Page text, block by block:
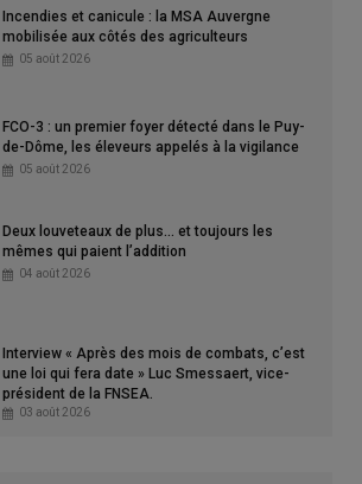
Incendies et canicule : la MSA Auvergne
mobilisée aux côtés des agriculteurs
05 août 2026
FCO-3 : un premier foyer détecté dans le Puy-
de-Dôme, les éleveurs appelés à la vigilance
05 août 2026
Deux louveteaux de plus… et toujours les
mêmes qui paient l’addition
04 août 2026
Interview « Après des mois de combats, c’est
une loi qui fera date » Luc Smessaert, vice-
président de la FNSEA.
03 août 2026